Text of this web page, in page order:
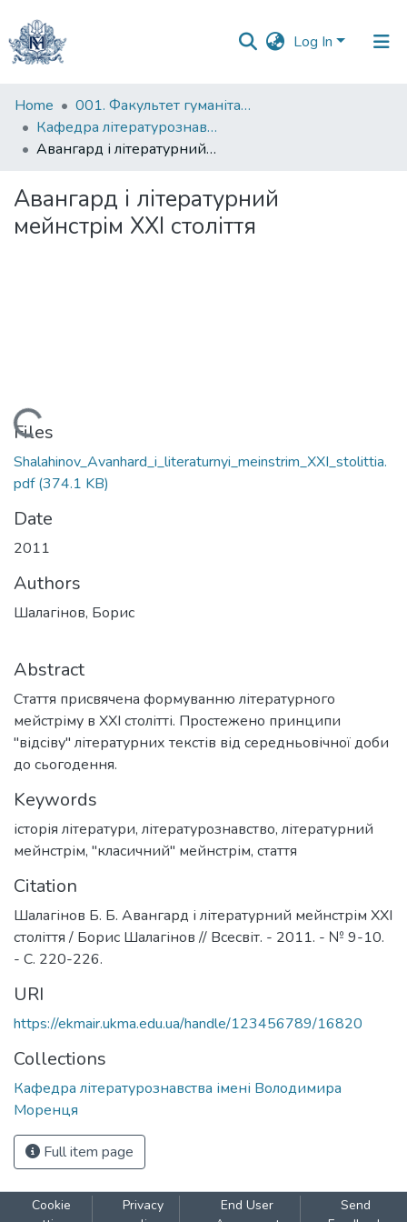
Log In
Communities
&
Collections
Statistics
Home
001. Факультет гуманітарних наук
Кафедра літературознавства імені Володимира Моренця
Авангард і літературний мейнстрім XXI століття
Авангард і літературний
мейнстрім XXI століття
Loading...
Files
Shalahinov_Avanhard_i_literaturnyi_meinstrim_XXI_stolittia.
pdf(374.1 KB)
Date
2011
Authors
Шалагінов, Борис
Abstract
Стаття присвячена формуванню літературного
мейстріму в XXI столітті. Простежено принципи
"відсіву" літературних текстів від середньовічної доби
до сьогодення.
Keywords
історія літератури, літературознавство, літературний
мейнстрім, "класичний" мейнстрім, стаття
Citation
Шалагінов Б. Б. Авангард і літературний мейнстрім XXI
століття / Борис Шалагінов // Всесвіт. - 2011. - № 9-10.
- С. 220-226.
URI
https://ekmair.ukma.edu.ua/handle/123456789/16820
Collections
Кафедра літературознавства імені Володимира
Моренця
Full item page
Cookie
Privacy
End User
Send